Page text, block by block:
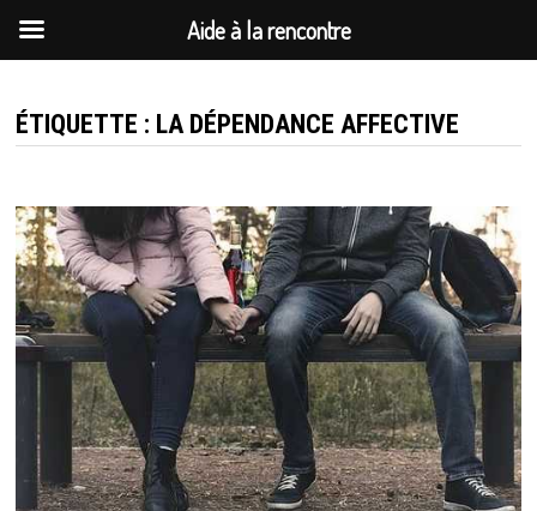
au
contenu
ÉTIQUETTE : LA DÉPENDANCE AFFECTIVE
Aide à la rencontre